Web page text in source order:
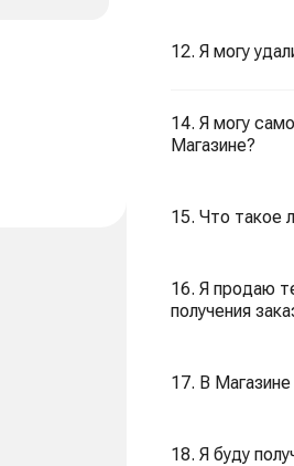
12. Я могу
14. Я могу
Магазине?
15. Что такое
16. Я продаю
получения
17. В
18. Я буду